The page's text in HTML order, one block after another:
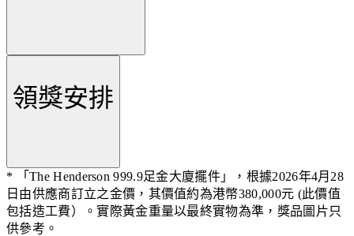
領獎安排
*
「The Henderson 999.9足金大廈擺件」，根據2026年4月28
日由供應商訂立之金價，其價值約為港幣380,000元 (此價值
包括造工費）。實際黃金重量以最終實物為準，獎品圖片只
供參考。